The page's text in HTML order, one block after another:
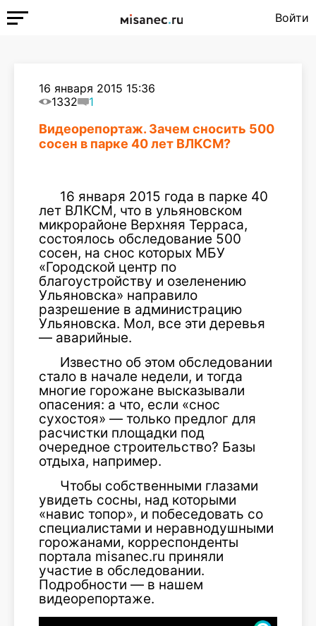
Войти
16 января 2015 15:36
1332
1
Видеорепортаж. Зачем сносить 500
сосен в парке 40 лет ВЛКСМ?
16 января 2015 года в парке 40
лет ВЛКСМ, что в ульяновском
микрорайоне Верхняя Терраса,
состоялось обследование 500
сосен, на снос которых МБУ
«Городской центр по
благоустройству и озеленению
Ульяновска» направило
разрешение в администрацию
Ульяновска. Мол, все эти деревья
— аварийные.
Известно об этом обследовании
стало в начале недели, и тогда
многие горожане высказывали
опасения: а что, если «снос
сухостоя» — только предлог для
расчистки площадки под
очередное строительство? Базы
отдыха, например.
Чтобы собственными глазами
увидеть сосны, над которыми
«навис топор», и побеседовать со
специалистами и неравнодушными
горожанами, корреспонденты
портала misanec.ru приняли
участие в обследовании.
Подробности — в нашем
видеорепортаже.